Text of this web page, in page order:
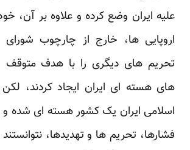
علیه ایران وضع کرده و علاوه بر آن،
اروپایی ها، خارج از چارچوب
تحریم های دیگری را با هدف متوقف
های هسته ای ایران ایجاد کردند،
اسلامی ایران یک کشور هسته ای شده و
فشارها، تحریم ها و تهدیدها،